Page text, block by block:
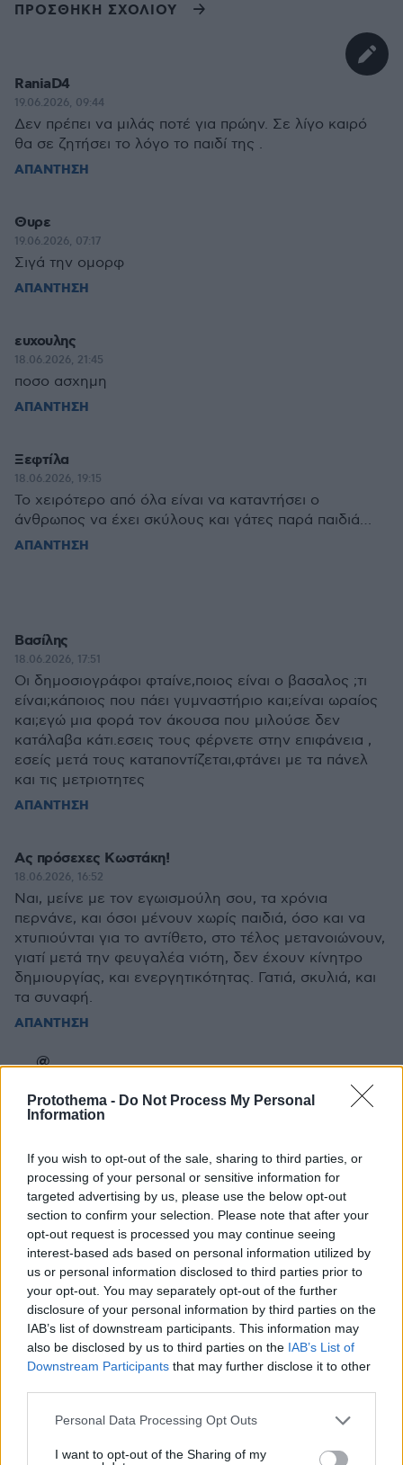
Protothema - Do Not Process My Personal
Information
If you wish to opt-out of the sale, sharing to third parties, or
processing of your personal or sensitive information for
targeted advertising by us, please use the below opt-out
section to confirm your selection. Please note that after your
opt-out request is processed you may continue seeing
interest-based ads based on personal information utilized by
us or personal information disclosed to third parties prior to
your opt-out. You may separately opt-out of the further
disclosure of your personal information by third parties on the
IAB’s list of downstream participants. This information may
also be disclosed by us to third parties on the IAB’s List of
Downstream Participants that may further disclose it to other
Please note that this website/app uses one or more Google
not limited to your visit or usage behaviour. You may click to
Personal Data Processing Opt Outs
I want to opt-out of the Sharing of my
ΠΡΟΣΘΗΚΗ ΣΧΟΛΙΟΥ
RaniaD4
19.06.2026, 09:44
Δεν πρέπει να μιλάς ποτέ για πρώην. Σε λίγο καιρό
θα σε ζητήσει το λόγο το παιδί της .
ΑΠΑΝΤΗΣΗ
Θυρε
19.06.2026, 07:17
Σιγά την ομορφ
ΑΠΑΝΤΗΣΗ
ευχουλης
18.06.2026, 21:45
ποσο ασχημη
ΑΠΑΝΤΗΣΗ
Ξεφτίλα
18.06.2026, 19:15
Το χειρότερο από όλα είναι να καταντήσει ο
άνθρωπος να έχει σκύλους και γάτες παρά παιδιά…
ΑΠΑΝΤΗΣΗ
Βασίλης
18.06.2026, 17:51
Οι δημοσιογράφοι φταίνε,ποιος είναι ο βασαλος ;τι
είναι;κάποιος που πάει γυμναστήριο και;είναι ωραίος
και;εγώ μια φορά τον άκουσα που μιλούσε δεν
κατάλαβα κάτι.εσεις τους φέρνετε στην επιφάνεια ,
εσείς μετά τους καταποντίζεται,φτάνει με τα πάνελ
και τις μετριοτητες
ΑΠΑΝΤΗΣΗ
Ας πρόσεχες Κωστάκη!
18.06.2026, 16:52
Ναι, μείνε με τον εγωισμούλη σου, τα χρόνια
περνάνε, και όσοι μένουν χωρίς παιδιά, όσο και να
χτυπιούνται για το αντίθετο, στο τέλος μετανοιώνουν,
γιατί μετά την φευγαλέα νιότη, δεν έχουν κίνητρο
δημιουργίας, και ενεργητικότητας. Γατιά, σκυλιά, και
τα συναφή.
ΑΠΑΝΤΗΣΗ
@
Μια χαρά θα κάνει αυτός οικογένεια στο μέλλον,
άντρας είναι και σε καλή ηλικία. Η άλλη είχε
ΑΠΑΝΤΗΣΗ
Σα να το μετανοιωσες....
18.06.2026, 16:05
Αλλα τωρα, παει το πουλακι, πεταξε....
ΑΠΑΝΤΗΣΗ
Ας του πει καποιος...
οτι στοιχειωδεις κανονες πολιτισμου, ευγενειας,
λογικης, και "αντρικης" συμπεριφορας επιβαλλουν να
μην σχολιαζουμε σχεσεις με πρωην οταν αυτες ειναι
την οικογενεια της. Αλλα μπρος σε λιγα λεπτα